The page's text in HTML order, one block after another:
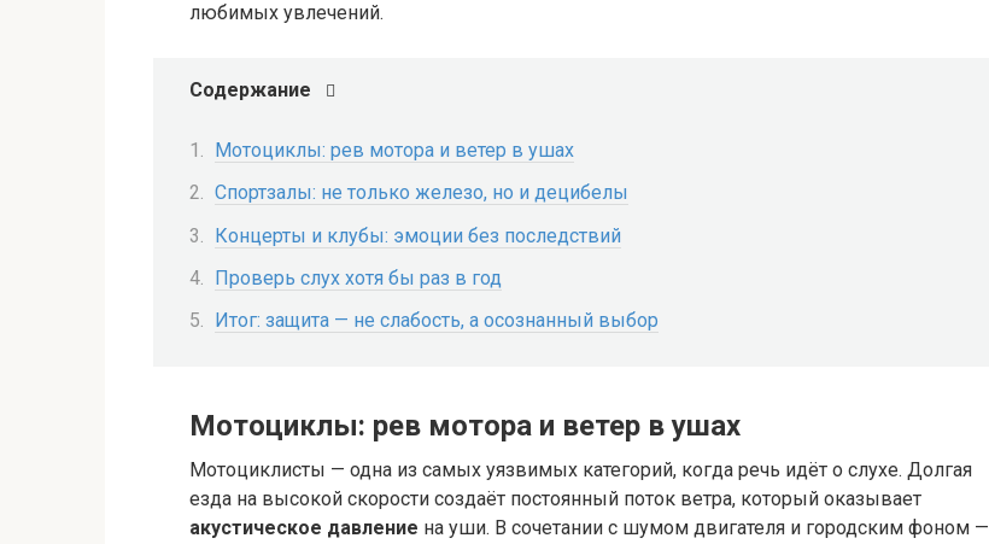
любимых увлечений.
Содержание
Мотоциклы: рев мотора и ветер в ушах
Спортзалы: не только железо, но и децибелы
Концерты и клубы: эмоции без последствий
Проверь слух хотя бы раз в год
Итог: защита — не слабость, а осознанный выбор
Мотоциклы: рев мотора и ветер в ушах
Мотоциклисты — одна из самых уязвимых категорий, когда речь идёт о слухе. Долгая
езда на высокой скорости создаёт постоянный поток ветра, который оказывает
акустическое давление на уши. В сочетании с шумом двигателя и городским фоном —